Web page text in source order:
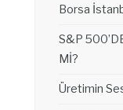
Borsa
S&P
Mİ?
Üretimin